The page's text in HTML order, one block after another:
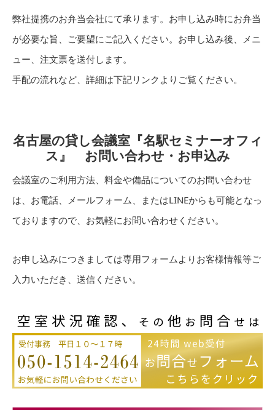
弊社提携のお弁当会社にて承ります。お申し込み時にお弁当
が必要な旨、ご要望にご記入ください。お申し込み後、メニ
ュー、注文票を送付します。
手配の流れなど、詳細は下記リンクよりご覧ください。
名古屋の貸し会議室『名駅セミナーオフィ
ス』 お問い合わせ・お申込み
会議室のご利用方法、料金や備品についてのお問い合わせ
は、お電話、メールフォーム、またはLINEからも可能となっ
ておりますので、お気軽にお問い合わせください。
お申し込みにつきましては専用フォームよりお客様情報等ご
入力いただき、送信ください。